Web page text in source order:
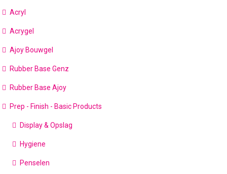
Acryl
Acrygel
Ajoy Bouwgel
Rubber Base Genz
Rubber Base Ajoy
Prep - Finish - Basic Products
Display & Opslag
Hygiene
Penselen